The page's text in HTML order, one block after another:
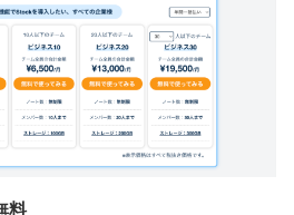
料